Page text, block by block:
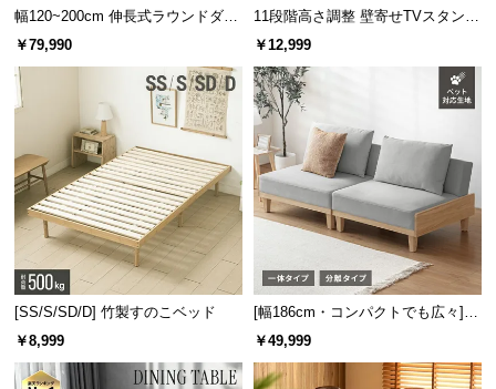
幅120~200cm 伸長式ラウンドダイ
ニングテーブル 6人掛け 天然木突
板 美しい格子デザイン
￥79,990
11段階高さ調整 壁寄せTVスタンド
キャスター付き 上下左右角度調節
￥12,999
[SS/S/SD/D] 竹製すのこベッド
￥8,999
[幅186cm・コンパクトでも広々] 3
人掛けソファベッド リクライニン
￥49,999